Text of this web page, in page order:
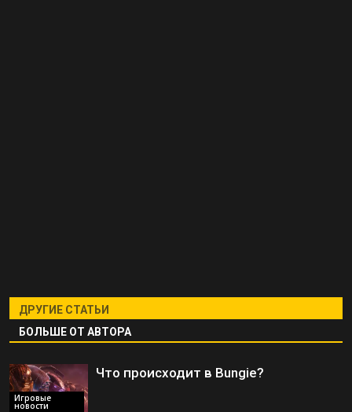
ДРУГИЕ СТАТЬИ
БОЛЬШЕ ОТ АВТОРА
Игровые
новости
Что происходит в Bungie?